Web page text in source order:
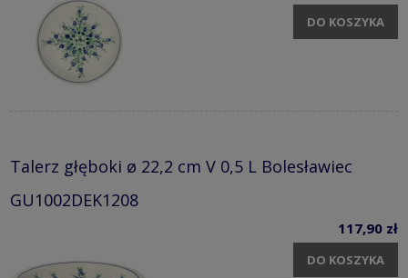
DO KOSZYKA
Talerz głęboki ø 22,2 cm V 0,5 L Bolesławiec
GU1002DEK1208
117,90 zł
DO KOSZYKA